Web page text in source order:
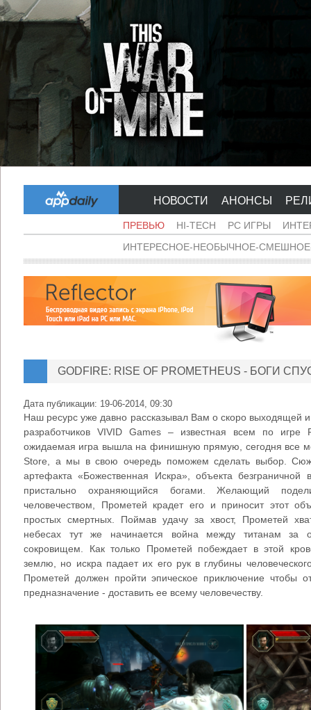
НОВОСТИ АНОНСЫ
ПРЕВЬЮ HI-TECH PC ИГРЫ
ИНТЕРЕСНОЕ-НЕОБЫЧНОЕ-
GODFIRE: RISE OF PROMETHEUS - БОГИ
Дата публикации: 19-06-2014, 09:30
Наш ресурс уже давно рассказывал Вам о скоро выходящей
разработчиков VIVID Games – известная всем по
ожидаемая игра вышла на финишную прямую, сегодня все
Store, а мы в свою очередь поможем сделать выбор.
артефакта «Божественная Искра», объекта
пристально охраняющийся богами. Желающий
человечеством, Прометей крадет его и приносит этот
простых смертных. Поймав удачу за хвост, Прометей
небесах тут же начинается война между титанам за
сокровищем. Как только Прометей побеждает в этой
землю, но искра падает их его рук в глубины
Прометей должен пройти эпическое приключение чтобы
предназначение - доставить ее всему человечеству.